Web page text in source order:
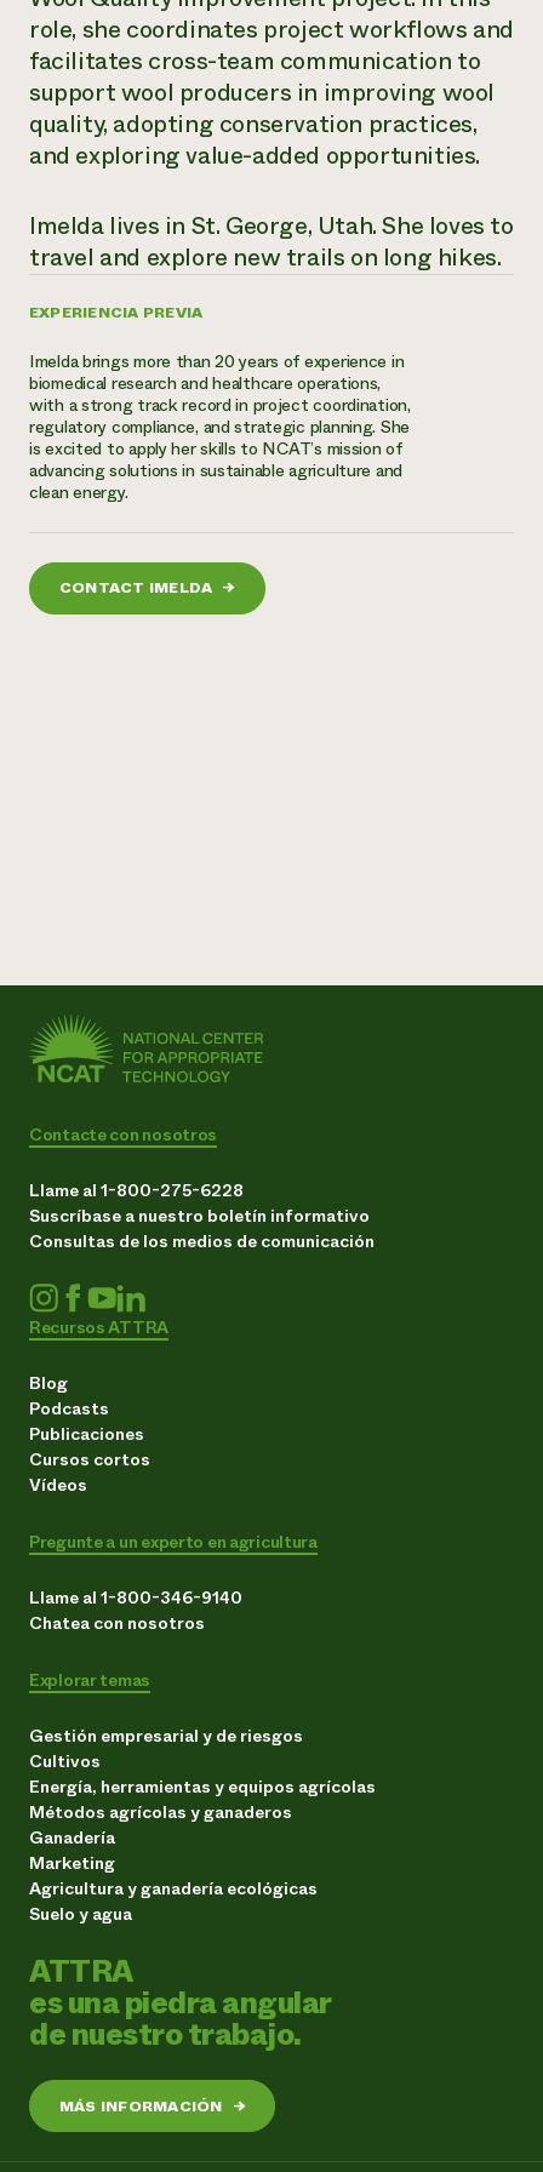
Informes anuales y financieros
Historias de impacto
Informe de
impacto 2024
LEER EL INFORME
Latinos en la agricultura
Sistemas alimentarios locales
Agricultura urbana
Las mujeres en la agricultura
Servicios energéticos comerciales
LIHEAP
Centro de intercambio de información AgriSolar
Blog
Podcasts
Publicaciones
Internship Hub
Buscar prácticas
Contratar a un becario
Asociaciones empresariales
Donar
Donaciones planificadas
Boletín
Todos
resiliencia de la
comunidad.
DONAR AHORA
EXPERIENCIA PREVIA
Imelda brings more than 20 years of experience in
biomedical research and healthcare operations,
with a strong track record in project coordination,
regulatory compliance, and strategic planning. She
is excited to apply her skills to NCAT’s mission of
advancing solutions in sustainable agriculture and
clean energy.
CONTACT IMELDA →
role, she coordinates project workflows and
facilitates cross-team communication to
support wool producers in improving wool
quality, adopting conservation practices,
and exploring value-added opportunities.
Imelda lives in St. George, Utah. She loves to
travel and explore new trails on long hikes.
Contacte con nosotros
Llame al 1-800-275-6228
Suscríbase a nuestro boletín informativo
Consultas de los medios de comunicación
Recursos ATTRA
Blog
Podcasts
Publicaciones
Cursos cortos
Vídeos
Pregunte a un experto en agricultura
Llame al 1-800-346-9140
Chatea con nosotros
Explorar temas
Gestión empresarial y de riesgos
Cultivos
Energía, herramientas y equipos agrícolas
Métodos agrícolas y ganaderos
Ganadería
Marketing
Agricultura y ganadería ecológicas
Suelo y agua
ATTRA
es una piedra angular
de nuestro trabajo.
MÁS INFORMACIÓN →